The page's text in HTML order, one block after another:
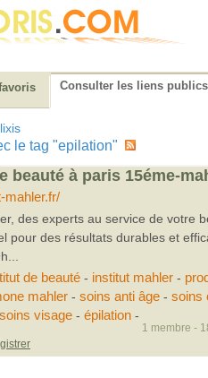
Consulter les liens publics
le tag "epilation"
beauté à paris 15éme-
mahler.fr/
des experts au service de votre
pour des résultats durables et
de beauté- institut mahler-
mahler- soins anti âge- soins
soins visage- épilation-
1 membre -